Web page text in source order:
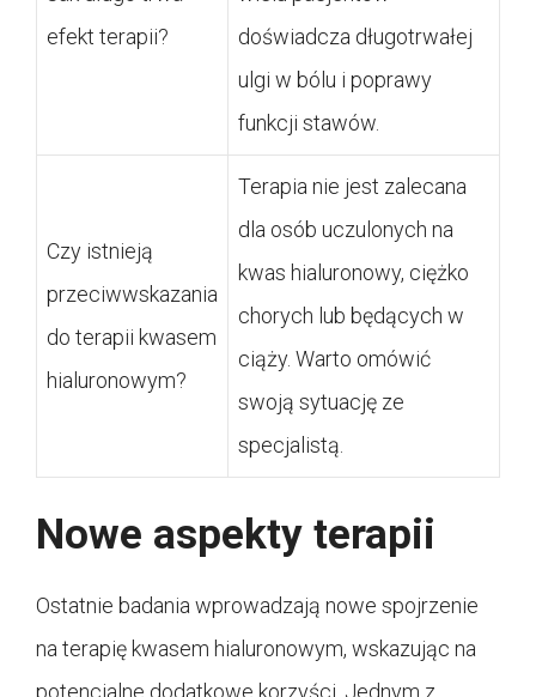
efekt terapii?
doświadcza długotrwałej
ulgi w bólu i poprawy
funkcji stawów.
Czy istnieją
przeciwwskazania
do terapii kwasem
hialuronowym?
Terapia nie jest zalecana
dla osób uczulonych na
kwas hialuronowy, ciężko
chorych lub będących w
ciąży. Warto omówić
swoją sytuację ze
specjalistą.
Nowe aspekty terapii
Ostatnie badania wprowadzają nowe spojrzenie
na terapię kwasem hialuronowym, wskazując na
potencjalne dodatkowe korzyści. Jednym z